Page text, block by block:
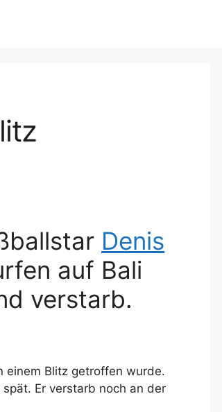
Denis
auf Bali
verstarb.
einem Blitz getroffen wurde.
Er verstarb noch an der